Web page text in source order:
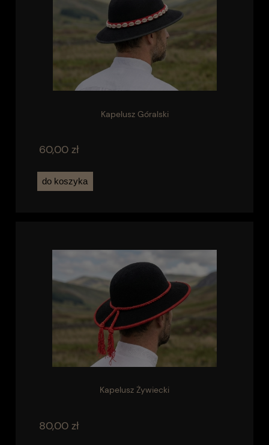
Kapelusz Góralski
60,00 zł
do koszyka
Kapelusz Żywiecki
80,00 zł